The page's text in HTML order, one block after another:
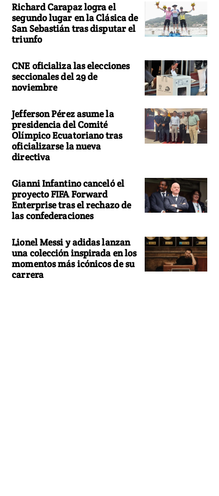
Richard Carapaz logra el
segundo lugar en la Clásica de
San Sebastián tras disputar el
triunfo
CNE oficializa las elecciones
seccionales del 29 de
noviembre
Jefferson Pérez asume la
presidencia del Comité
Olímpico Ecuatoriano tras
oficializarse la nueva
directiva
Gianni Infantino canceló el
proyecto FIFA Forward
Enterprise tras el rechazo de
las confederaciones
Lionel Messi y adidas lanzan
una colección inspirada en los
momentos más icónicos de su
carrera